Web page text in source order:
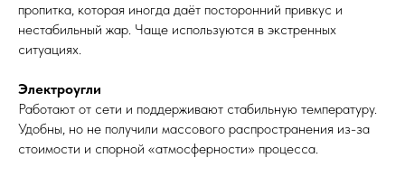
пропитка, которая иногда даёт посторонний привкус и
нестабильный жар. Чаще используются в экстренных
ситуациях.
Электроугли
Работают от сети и поддерживают стабильную температуру.
Удобны, но не получили массового распространения из-за
стоимости и спорной «атмосферности» процесса.